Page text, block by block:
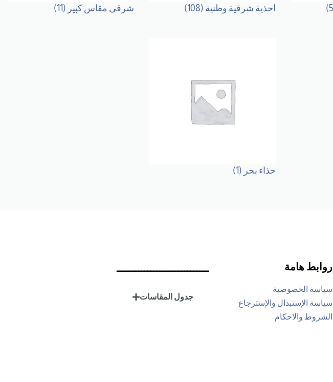
احذية شرقية وطنية (108) شرقي مقاس كبير (11)
حذاء بحر (1)
روابط هامة
سياسة الخصوصية
سياسة الإستبدال والإسترجاع
الشروط والاحكام
ــــــــــــــــــــــــــــــ
جدول المقاسات